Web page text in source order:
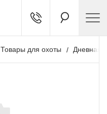
Товары для охоты Дневная